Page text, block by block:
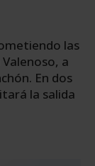
las
a
En dos
la salida